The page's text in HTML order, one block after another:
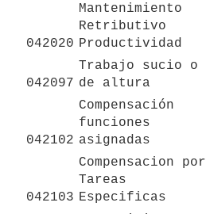
042020
Mantenimiento
Retributivo
Productividad
042097
Trabajo sucio o
de altura
042102
Compensación
funciones
asignadas
042103
Compensacion por
Tareas
Especificas